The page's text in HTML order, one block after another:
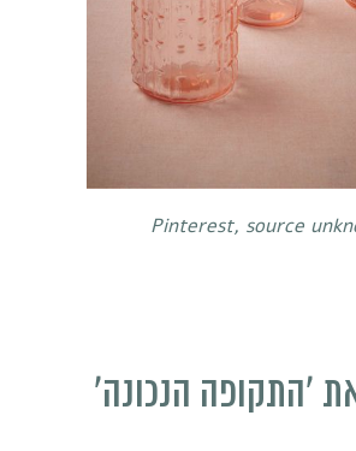
Pinterest, source
'התקופה הנכונה'